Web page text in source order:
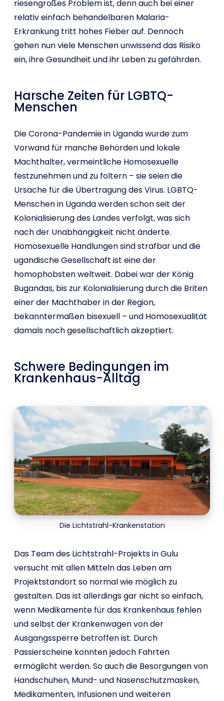
riesengroßes Problem ist, denn auch bei einer
relativ einfach behandelbaren Malaria-
Erkrankung tritt hohes Fieber auf. Dennoch
gehen nun viele Menschen unwissend das Risiko
ein, ihre Gesundheit und ihr Leben zu gefährden.
Harsche Zeiten für LGBTQ-
Menschen
Die Corona-Pandemie in Uganda wurde zum
Vorwand für manche Behörden und lokale
Machthalter, vermeintliche Homosexuelle
festzunehmen und zu foltern – sie seien die
Ursache für die Übertragung des Virus. LGBTQ-
Menschen in Uganda werden schon seit der
Kolonialisierung des Landes verfolgt, was sich
nach der Unabhängigkeit nicht änderte.
Homosexuelle Handlungen sind strafbar und die
ugandische Gesellschaft ist eine der
homophobsten weltweit. Dabei war der König
Bugandas, bis zur Kolonialisierung durch die Briten
einer der Machthaber in der Region,
bekanntermaßen bisexuell – und Homosexualität
damals noch gesellschaftlich akzeptiert.
Schwere Bedingungen im
Krankenhaus-Alltag
Die Lichtstrahl-Krankenstation
Das Team des Lichtstrahl-Projekts in Gulu
versucht mit allen Mitteln das Leben am
Projektstandort so normal wie möglich zu
gestalten. Das ist allerdings gar nicht so einfach,
wenn Medikamente für das Krankenhaus fehlen
und selbst der Krankenwagen von der
Ausgangssperre betroffen ist. Durch
Passierscheine konnten jedoch Fahrten
ermöglicht werden. So auch die Besorgungen von
Handschuhen, Mund- und Nasenschutzmasken,
Medikamenten, Infusionen und weiteren